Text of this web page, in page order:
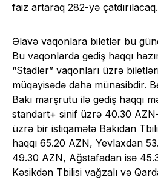
faiz artaraq 282-yə çatdırılacaq.
Əlavə vaqonlara biletlər bu
Bu vaqonlarda gediş haqqı
“Stadler” vaqonları üzrə
müqayisədə daha münasibdir.
Bakı marşrutu ilə gediş haqqı
standart+ sinif üzrə 40.30
üzrə bir istiqamətə Bakıdan
haqqı 65.20 AZN, Yevlaxdan
49.30 AZN, Ağstafadan isə
Kəsikdən Tbilisi vağzalı və